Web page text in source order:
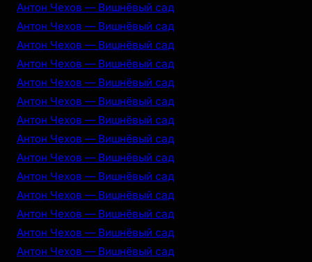
Антон Чехов — Вишнёвый сад
Антон Чехов — Вишнёвый сад
Антон Чехов — Вишнёвый сад
Антон Чехов — Вишнёвый сад
Антон Чехов — Вишнёвый сад
Антон Чехов — Вишнёвый сад
Антон Чехов — Вишнёвый сад
Антон Чехов — Вишнёвый сад
Антон Чехов — Вишнёвый сад
Антон Чехов — Вишнёвый сад
Антон Чехов — Вишнёвый сад
Антон Чехов — Вишнёвый сад
Антон Чехов — Вишнёвый сад
Антон Чехов — Вишнёвый сад